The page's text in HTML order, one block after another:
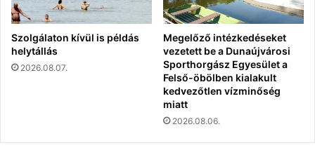
Szolgálaton kívül is példás
helytállás
2026.08.07.
Megelőző intézkedéseket
vezetett be a Dunaújvárosi
Sporthorgász Egyesület a
Felső-öbölben kialakult
kedvezőtlen vízminőség
miatt
2026.08.06.